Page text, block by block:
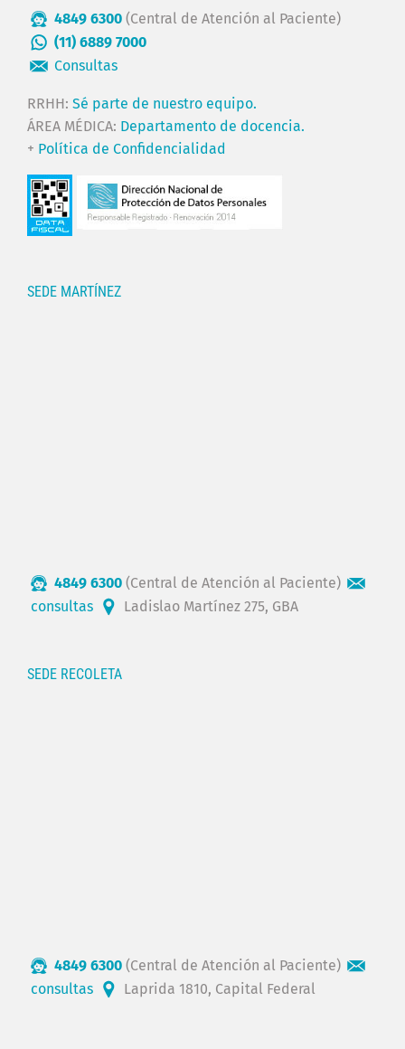
4849 6300 (Central de Atención al Paciente)
(11) 6889 7000
Consultas
RRHH: Sé parte de nuestro equipo.
ÁREA MÉDICA: Departamento de docencia.
+ Política de Confidencialidad
SEDE MARTÍNEZ
4849 6300 (Central de Atención al Paciente)
consultas
Ladislao Martínez 275, GBA
SEDE RECOLETA
4849 6300 (Central de Atención al Paciente)
consultas
Laprida 1810, Capital Federal